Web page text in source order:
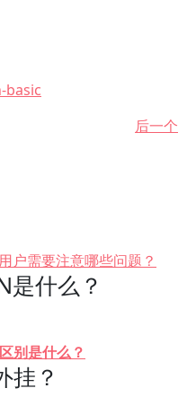
basic
后一个
户需要注意哪些问题？
是什么？
别是什么？
挂？